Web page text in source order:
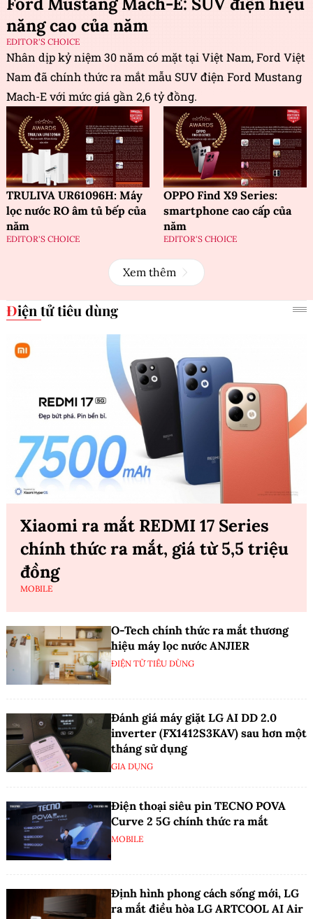
năng cao của năm
EDITOR'S CHOICE
Nhân dịp kỷ niệm 30 năm có mặt tại Việt Nam, Ford Việt
Nam đã chính thức ra mắt mẫu SUV điện Ford Mustang
Mach-E với mức giá gần 2,6 tỷ đồng.
TRULIVA UR61096H: Máy
lọc nước RO âm tủ bếp của
năm
EDITOR'S CHOICE
OPPO Find X9 Series:
smartphone cao cấp của
năm
EDITOR'S CHOICE
Xem thêm
Điện tử tiêu dùng
Xiaomi ra mắt REDMI 17 Series
chính thức ra mắt, giá từ 5,5 triệu
đồng
MOBILE
O-Tech chính thức ra mắt thương
hiệu máy lọc nước ANJIER
ĐIỆN TỬ TIÊU DÙNG
Đánh giá máy giặt LG AI DD 2.0
inverter (FX1412S3KAV) sau hơn một
tháng sử dụng
GIA DỤNG
Điện thoại siêu pin TECNO POVA
Curve 2 5G chính thức ra mắt
MOBILE
Định hình phong cách sống mới, LG
ra mắt điều hòa LG ARTCOOL AI Air